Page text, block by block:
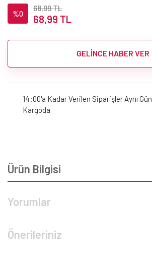
%0
68,99 TL
68,99 TL
GELİNCE HABER VER
14:00'a Kadar Verilen Siparişler Aynı Gün
Kargoda
Ürün Bilgisi
Yorumlar
Önerileriniz